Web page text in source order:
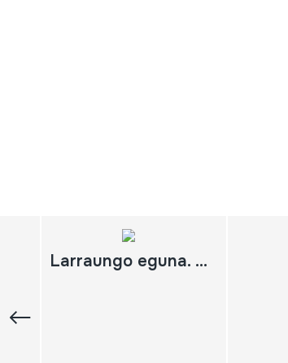
Larraungo eguna. Silla dantza eta ingurutxoa Errazkin, 2007-06-03